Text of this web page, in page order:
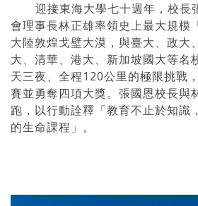
迎接東海大學七十週年，校長
會理事長林正雄率領史上最大規模
大陸敦煌戈壁大漠，與臺大、政大
大、清華、港大、新加坡國大等名
天三夜、全程120公里的極限挑戰
賽並勇奪四項大獎。張國恩校長與
跑，以行動詮釋「教育不止於知識
的生命課程」。